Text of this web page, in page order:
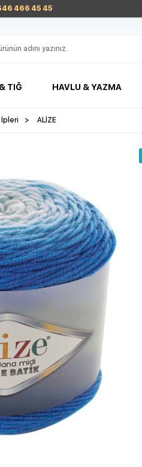
466 45 45
TIĞ HAVLU & YAZMA
İpleri > ALİZE